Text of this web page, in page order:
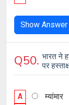
Show Answer
Q50.भारत ने
पर
A म्यांमार